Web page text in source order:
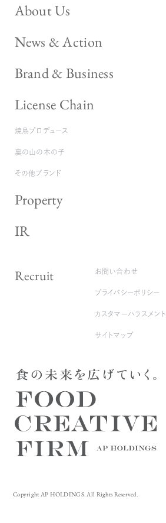
About Us
News & Action
Brand & Business
License Chain
焼鳥プロデュース
裏の山の木の子
その他ブランド
Property
IR
Recruit お問い合わせ
プライバシーポリシー
カスタマーハラスメン
サイトマップ
Copyright AP HOLDINGS. All Rights Reserved.